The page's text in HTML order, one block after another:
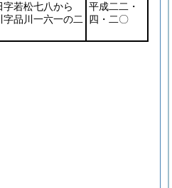
若松七八から
品川一六一の二
平成二二・
四・二〇